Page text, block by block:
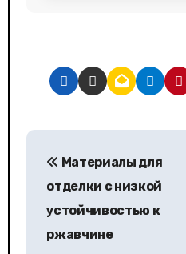
Н
Материалы для
отделки с низкой
устойчивостью к
ржавчине